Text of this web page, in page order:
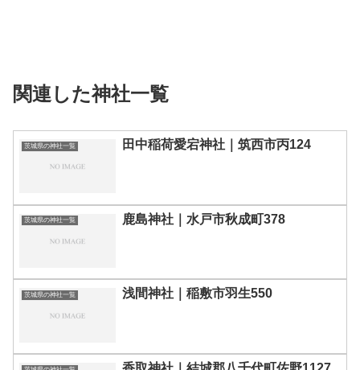
関連した神社一覧
茨城県の神社一覧 田中稲荷愛宕神社｜筑西市丙124
茨城県の神社一覧 鹿島神社｜水戸市秋成町378
茨城県の神社一覧 浅間神社｜稲敷市羽生550